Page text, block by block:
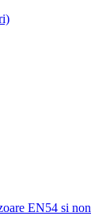
EN54 si non